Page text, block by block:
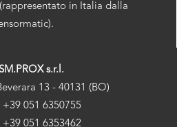
in Italia dalla
SM.PROX s.r.l.
13 - 40131 (BO)
+39 051 6350755
+39 051 6353462